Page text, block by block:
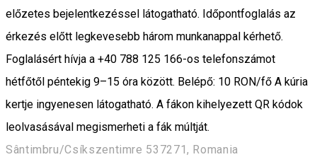
előzetes bejelentkezéssel látogatható. Időpontfoglalás az
érkezés előtt legkevesebb három munkanappal kérhető.
Foglalásért hívja a +40 788 125 166-os telefonszámot
hétfőtől péntekig 9–15 óra között. Belépő: 10 RON/fő A kúria
kertje ingyenesen látogatható. A fákon kihelyezett QR kódok
leolvasásával megismerheti a fák múltját.
Sântimbru/Csíkszentimre 537271, Romania